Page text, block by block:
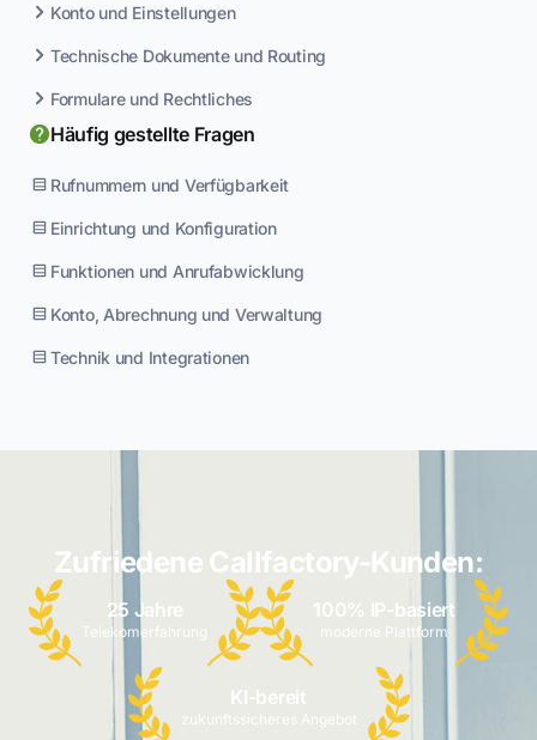
Konto und Einstellungen
Technische Dokumente und Routing
Formulare und Rechtliches
Häufig gestellte Fragen
Rufnummern und Verfügbarkeit
Einrichtung und Konfiguration
Funktionen und Anrufabwicklung
Konto, Abrechnung und Verwaltung
Technik und Integrationen
Zufriedene Callfactory-Kunden:
25 Jahre
Telekomerfahrung
100% IP-basiert
moderne Plattform
KI-bereit
zukunftssicheres Angebot